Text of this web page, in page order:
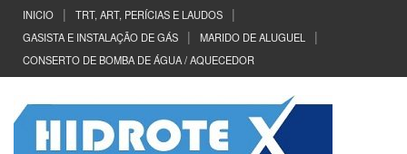
Conteúdo
Pular
menu
principal
INICIO
TRT, ART, PERÍCIAS E LAUDOS
GASISTA E INSTALAÇÃO DE GÁS
MARIDO DE ALUGUEL
CONSERTO DE BOMBA DE ÁGUA / AQUECEDOR